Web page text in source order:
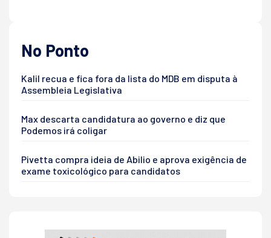
No Ponto
Kalil recua e fica fora da lista do MDB em disputa à
Assembleia Legislativa
Max descarta candidatura ao governo e diz que
Podemos irá coligar
Pivetta compra ideia de Abilio e aprova exigência de
exame toxicológico para candidatos